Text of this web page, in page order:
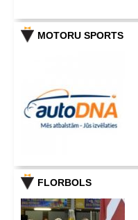
MOTORU SPORTS
FLORBOLS